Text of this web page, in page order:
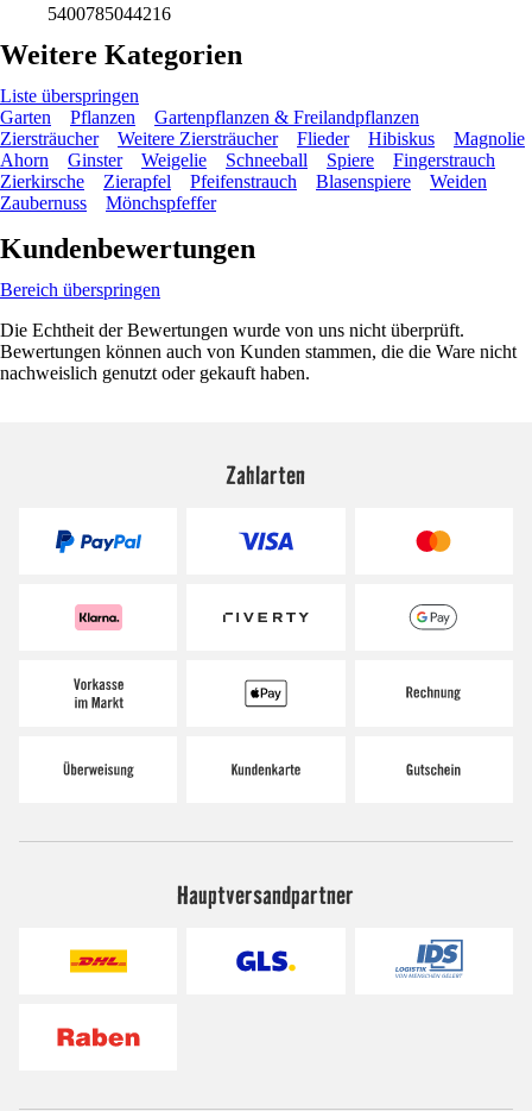
5400785044216
Weitere Kategorien
Liste überspringen
Garten
Pflanzen
Gartenpflanzen & Freilandpflanzen
Ziersträucher
Weitere Ziersträucher Flieder Hibiskus
Magnolie
Ahorn
Ginster Weigelie Schneeball Spiere
Fingerstrauch
Zierkirsche
Zierapfel Pfeifenstrauch Blasenspiere
Weiden
Zaubernuss
Mönchspfeffer
Kundenbewertungen
Bereich überspringen
Die Echtheit der Bewertungen wurde von uns nicht überprüft.
Bewertungen können auch von Kunden stammen, die die Ware nicht
nachweislich genutzt oder gekauft haben.
Zahlarten
Hauptversandpartner